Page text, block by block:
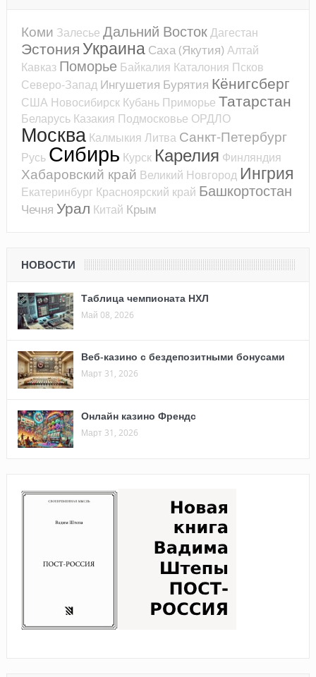
Коми Залесье Дальний ВостокДагестан
Эстония Украина Саха (Якутия) Алтай
Кавказ Поморье Байкалия Каталония Псков
Северо-Запад Ингушетия Бурятия Кёнигсберг
США Новосибирск Кубань Приморье Татарстан
Беларусь Казакия Подмосковье ОРДЛО
Москва Калмыкия Литва Санкт-Петербург
Русь Сибирь Курск Карелия Финляндия
Хабаровский край Великий Новгород Ингрия
Екатеринбург Красноярский край Башкортостан
Чечня Урал Китай Крым
НОВОСТИ
Таблица чемпионата НХЛ
Май 08, 2026
Веб-казино с бездепозитными бонусами
Март 31, 2026
Онлайн казино Френдс
Март 31, 2026